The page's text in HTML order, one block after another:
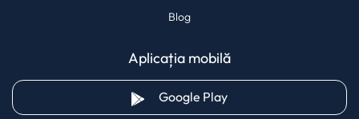
Blog
Aplicația mobilă
Google Play(opens in a new tab)